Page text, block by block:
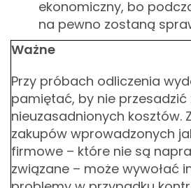
ekonomiczny, bo
na pewno zostaną
Ważne
Przy próbach odliczenia
pamiętać, by nie przesadzić
nieuzasadnionych kosztów.
zakupów wprowadzonych
firmowe – które nie są
związane – może wywołać